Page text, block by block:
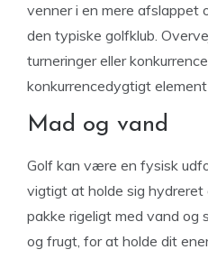
venner i en mere afslappet
den typiske golfklub.
turneringer eller
konkurrencedygtigt
Mad og vand
Golf kan være en fysisk
vigtigt at holde sig
pakke rigeligt med vand og
og frugt, for at holde dit